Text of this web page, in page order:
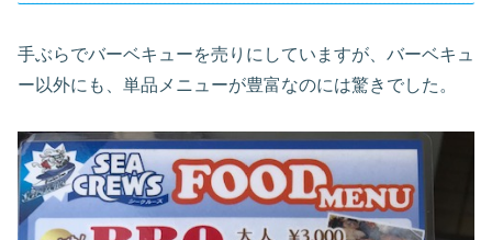
手ぶらでバーベキューを売りにしていますが、バーベキュ
ー以外にも、単品メニューが豊富なのには驚きでした。